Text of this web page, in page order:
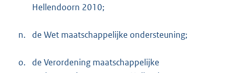
Hellendoorn 2010;
n. de Wet maatschappelijke ondersteuning;
o.
de Verordening maatschappelijke